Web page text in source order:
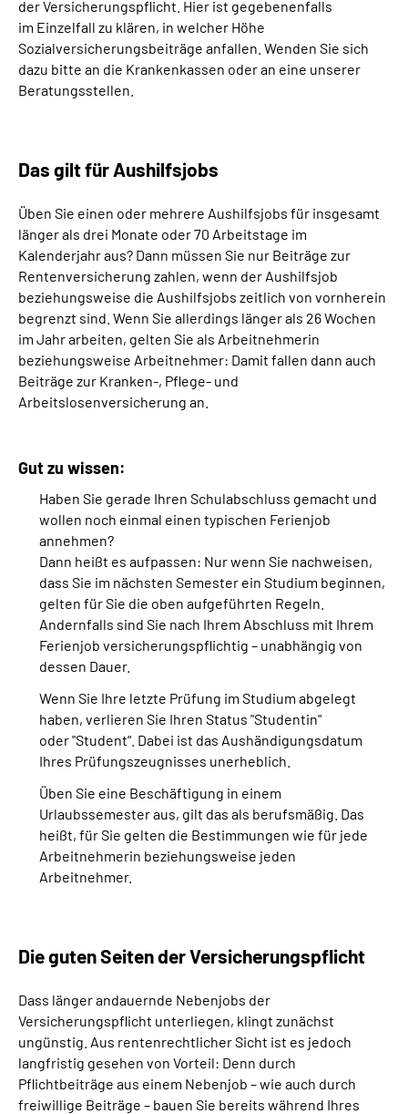
der Versicherungspflicht. Hier ist gegebenenfalls
im Einzelfall zu klären, in welcher Höhe
Sozialversicherungsbeiträge anfallen. Wenden Sie sich
dazu bitte an die Krankenkassen oder an eine unserer
Beratungsstellen.
Das gilt für Aushilfsjobs
Üben Sie einen oder mehrere Aushilfsjobs für insgesamt
länger als drei Monate oder 70 Arbeitstage im
Kalenderjahr aus? Dann müssen Sie nur Beiträge zur
Rentenversicherung zahlen, wenn der Aushilfsjob
beziehungsweise die Aushilfsjobs zeitlich von vornherein
begrenzt sind. Wenn Sie allerdings länger als 26 Wochen
im Jahr arbeiten, gelten Sie als Arbeitnehmerin
beziehungsweise Arbeitnehmer: Damit fallen dann auch
Beiträge zur Kranken-, Pflege-­ und
Arbeitslosenversicherung an.
Gut zu wissen:
Haben Sie gerade Ihren Schulabschluss gemacht und
wollen noch einmal einen typischen Ferienjob
annehmen?
Dann heißt es aufpassen: Nur wenn Sie nachweisen,
dass Sie im nächsten Semester ein Studium beginnen,
gelten für Sie die oben aufgeführten Regeln.
Andernfalls sind Sie nach Ihrem Abschluss mit Ihrem
Ferienjob versicherungspflichtig – unabhängig von
dessen Dauer.
Wenn Sie Ihre letzte Prüfung im Studium abgelegt
haben, verlieren Sie Ihren Status "Studentin"
oder "Student“. Dabei ist das Aushändigungsdatum
Ihres Prüfungszeugnisses unerheblich.
Üben Sie eine Beschäftigung in einem
Urlaubssemester aus, gilt das als berufsmäßig. Das
heißt, für Sie gelten die Bestimmungen wie für jede
Arbeitnehmerin beziehungsweise jeden
Arbeitnehmer.
Die guten Seiten der Versicherungspflicht
Dass länger andauernde Nebenjobs der
Versicherungspflicht unterliegen, klingt zunächst
ungünstig. Aus rentenrechtlicher Sicht ist es jedoch
langfristig gesehen von Vorteil: Denn durch
Pflichtbeiträge aus einem Nebenjob – wie auch durch
freiwillige Beiträge – bauen Sie bereits während Ihres